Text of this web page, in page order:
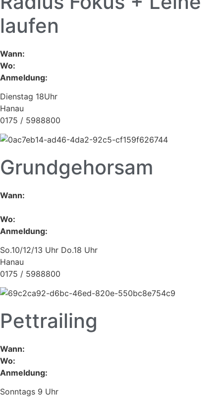
laufen
Wann:
Wo:
Anmeldung:
Dienstag 18Uhr
Hanau
0175 / 5988800
Grundgehorsam
Wann:
Wo:
Anmeldung:
So.10/12/13 Uhr Do.18 Uhr
Hanau
0175 / 5988800
Pettrailing
Wann:
Wo:
Anmeldung:
Sonntags 9 Uhr